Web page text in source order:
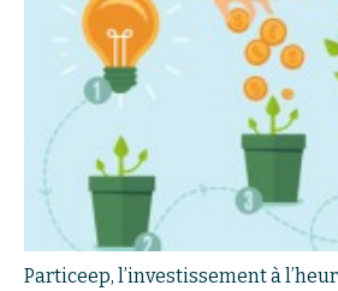
Particeep, l’investissement à